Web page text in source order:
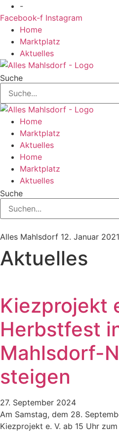
Zum
Inhalt
springen
-
Facebook-f Instagram
Home
Marktplatz
Aktuelles
Suche
Home
Marktplatz
Aktuelles
Home
Marktplatz
Aktuelles
Suche
Alles Mahlsdorf 12. Januar 2021
Aktuelles
Kiezprojekt
Herbstfest
Mahlsdorf-
steigen
27. September 2024
Am Samstag, dem 28.
Kiezprojekt e. V. ab 15 Uhr